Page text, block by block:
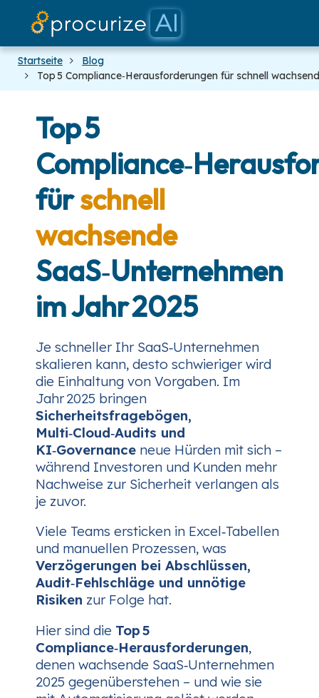
Startseite
Blog
Top 5 Compliance‑Herausforderungen für schnell
Top 5
fürschnell
wachsende
SaaS‑Unternehmen
im Jahr 2025
Je schneller Ihr SaaS‑Unternehmen
skalieren kann, desto schwieriger wird
die Einhaltung von Vorgaben. Im
Jahr 2025 bringen
Sicherheitsfragebögen,
Multi‑Cloud‑Audits und
KI‑Governance neue Hürden mit sich –
während Investoren und Kunden mehr
Nachweise zur Sicherheit verlangen als
je zuvor.
Viele Teams ersticken in Excel‑Tabellen
und manuellen Prozessen, was
Verzögerungen bei Abschlüssen,
Audit‑Fehlschläge und unnötige
Risiken zur Folge hat.
Hier sind die Top 5
Compliance‑Herausforderungen,
denen wachsende SaaS‑Unternehmen
2025 gegenüberstehen – und wie sie